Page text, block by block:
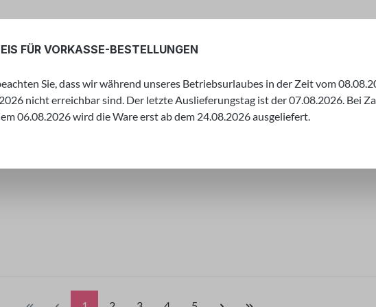
Farbenwelt Spiele & Geschenkewelt Sale%
Seite Seite Seite Seite Seite
FÜR VORKASSE-BESTELLUNGEN
Sie, dass wir während unseres Betriebsurlaubes in der Zeit vom
nicht erreichbar sind. Der letzte Auslieferungstag ist der 07.08.2026. Bei
06.08.2026 wird die Ware erst ab dem 24.08.2026 ausgeliefert.